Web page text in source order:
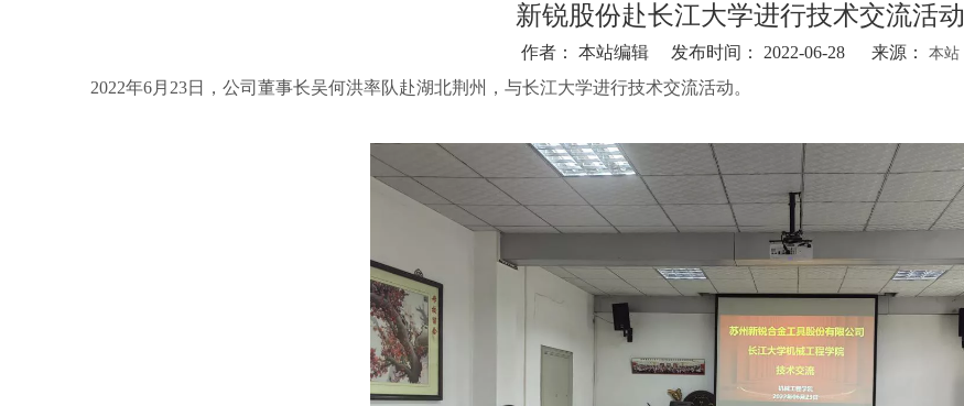
新锐股份赴长江大学进行技术交流活动
作者： 本站编辑 发布时间： 2022-06-28 来源： 本站
2022年6月23日，公司董事长吴何洪率队赴湖北荆州，与长江大学进行技术交流活动。